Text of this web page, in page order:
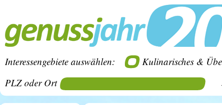
Interessengebiete auswählen:
Kulinarisches &
PLZ oder Ort